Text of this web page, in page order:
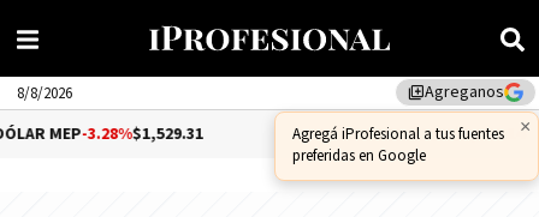
library_addAgreganos
×
Agregá iProfesional a tus fuentes
preferidas en Google
8/8/2026
MEP-3.28%$1,529.31 DÓLAR CCL-1.25%$1,556.14